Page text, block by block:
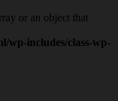
or an object that
wp-includes/class-wp-